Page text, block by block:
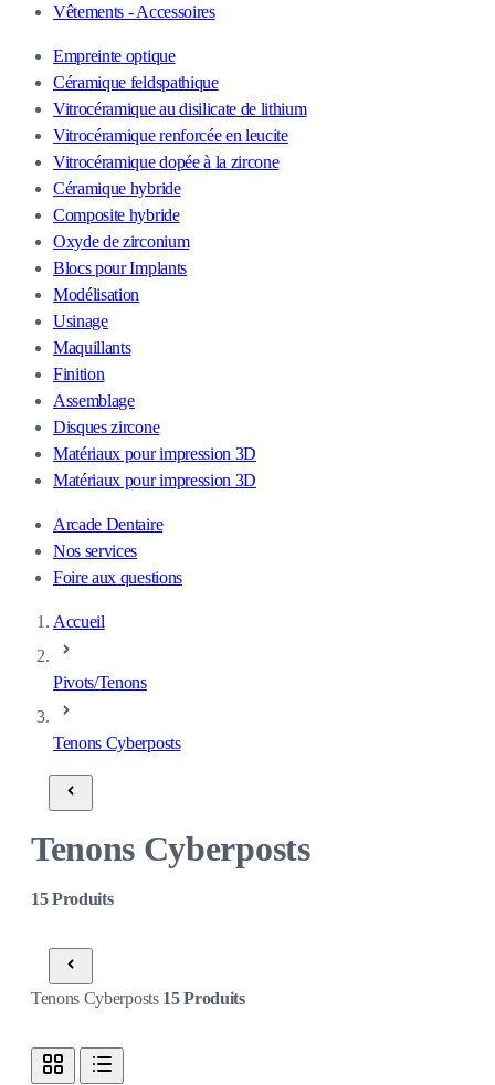
Vêtements - Accessoires
Empreinte optique
Céramique feldspathique
Vitrocéramique au disilicate de lithium
Vitrocéramique renforcée en leucite
Vitrocéramique dopée à la zircone
Céramique hybride
Composite hybride
Oxyde de zirconium
Blocs pour Implants
Modélisation
Usinage
Maquillants
Finition
Assemblage
Disques zircone
Matériaux pour impression 3D
Matériaux pour impression 3D
Arcade Dentaire
Nos services
Foire aux questions
Accueil
Pivots/Tenons
Tenons Cyberposts
Tenons Cyberposts
15Produits
Tenons Cyberposts 15Produits